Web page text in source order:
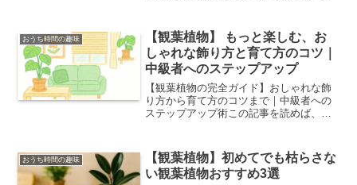
んか？550円という価格は魅力的ですが、
あなたの大切なコスメ...
おうち時間の趣味
【観葉植物】 もっと楽しむ、お
しゃれな飾り方と育て方のコツ｜
中級者へのステップアップ
【観葉植物の完全ガイド】おしゃれな飾
り方から育て方のコツまで｜中級者への
ステップアップ術この記事を読めば、あ
ーン、もっと素敵になります初めてお迎
えした、あの小さな観葉...
おうち時間の趣味
【観葉植物】初めてでも枯らさな
い観葉植物おすすめ3選